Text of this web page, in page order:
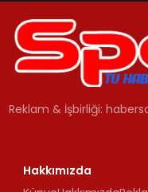
Reklam & İşbirliği:
Hakkımızda